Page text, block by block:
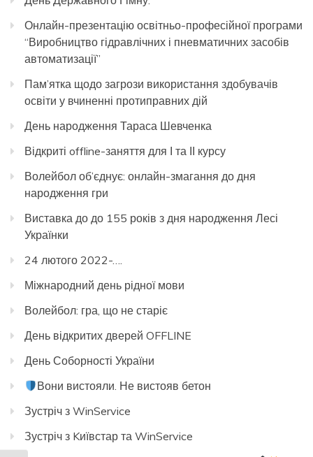
Онлайн-презентацію освітньо-професійної програми
“Виробництво гідравлічних і пневматичних засобів
автоматизації”
Пам’ятка щодо загрози використання здобувачів
освіти у вчиненні протиправних дій
День народження Тараса Шевченка
Відкриті offline-заняття для І та ІІ курсу
Волейбол об’єднує: онлайн-змагання до дня
народження гри
Виставка до до 155 років з дня народження Лесі
Українки
24 лютого 2022-….
Міжнародний день рідної мови
Волейбол: гра, що не старіє
День відкритих дверей OFFLINE
День Соборності України
Вони вистояли. Не вистояв бетон
Зустріч з WinService
Зустріч з Kиївстар та WinService